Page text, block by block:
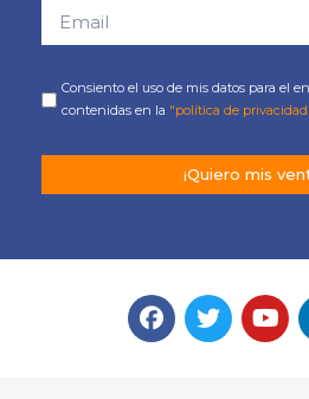
Consiento el uso de mis datos para el
contenidas en la "política de
¡Quiero mis